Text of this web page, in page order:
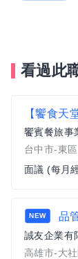
看過此
饗賓餐旅事
台中市-東區
面議 (每月
NEW 品
誠友企業有
高雄市-大